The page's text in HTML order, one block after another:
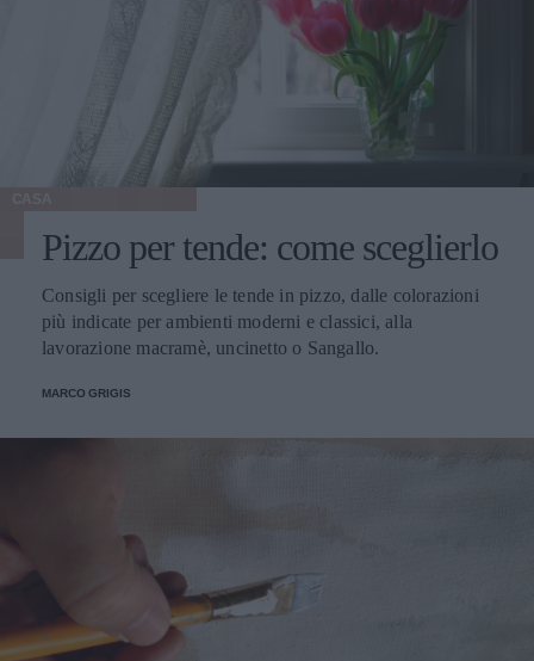
Pizzo per tende: come sceglierlo
Consigli per scegliere le tende in pizzo, dalle colorazioni
più indicate per ambienti moderni e classici, alla
lavorazione macramè, uncinetto o Sangallo.
MARCO GRIGIS